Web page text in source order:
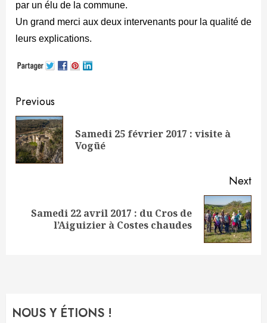
par un élu de la commune.
Un grand merci aux deux intervenants pour la qualité de
leurs explications.
Continue
Reading
Previous
Samedi 25 février 2017 : visite à
Vogüé
Next
NextSamedi 22 avril 2017 : du Cros de
l’Aiguizier à Costes chaudes
NOUS Y ÉTIONS !